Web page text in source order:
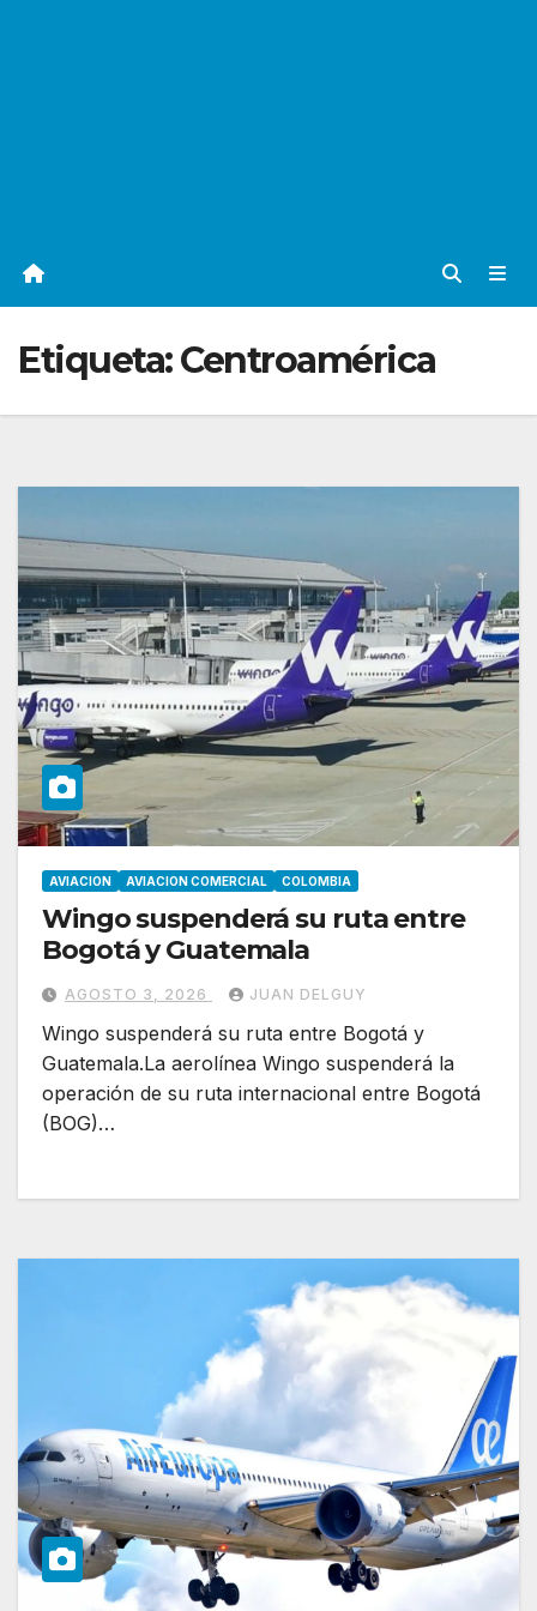
Etiqueta:Centroamérica
AVIACION AVIACION COMERCIAL COLOMBIA
Wingo suspenderá su ruta entre
Bogotá y Guatemala
AGOSTO 3, 2026 JUAN DELGUY
Wingo suspenderá su ruta entre Bogotá y
Guatemala.La aerolínea Wingo suspenderá la
operación de su ruta internacional entre Bogotá
(BOG)…